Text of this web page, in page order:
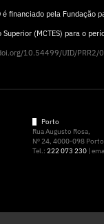
é financiado pela Fundação
Superior (MCTES) para o
10.54499/UID/
Porto
Rua Augusto Rosa,
Nº 24, 4000-098
Tel.: 222 073 230 |